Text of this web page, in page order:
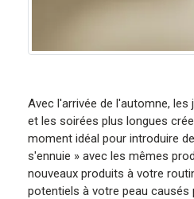
Avec l'arrivée de l'automne,
et les soirées plus longues
moment idéal pour introduire
s'ennuie » avec les mêmes
nouveaux produits à votre
potentiels à votre peau causés